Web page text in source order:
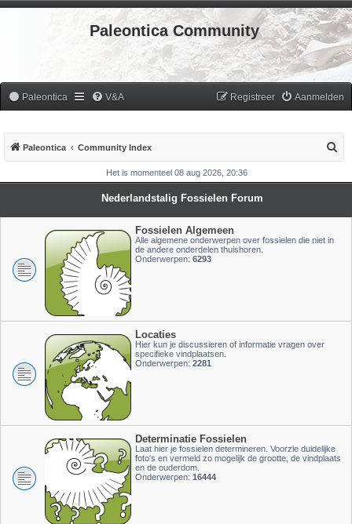
Paleontica Community
Paleontica V&A Aanmelden
Registreer
Paleontica Community Index
e
Het is momenteel 08 aug 2026, 20:36
Nederlandstalig Fossielen Forum
Fossielen Algemeen
Alle algemene onderwerpen over fossielen die niet in
de andere onderdelen thuishoren.
Onderwerpen: 6293
Locaties
Hier kun je discussieren of informatie vragen over
specifieke vindplaatsen.
Onderwerpen: 2281
Determinatie Fossielen
Laat hier je fossielen determineren. Voorzie duidelijke
foto's en vermeld zo mogelijk de grootte, de vindplaats
en de ouderdom.
Onderwerpen: 16444